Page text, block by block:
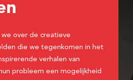
we over de creatieve
die we tegenkomen in het
verhalen van
probleem een mogelijkheid